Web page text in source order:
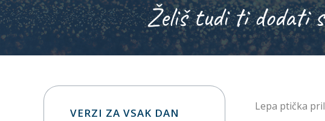
Želiš tudi ti dodati
Lepa ptička
VERZI ZA VSAK DAN